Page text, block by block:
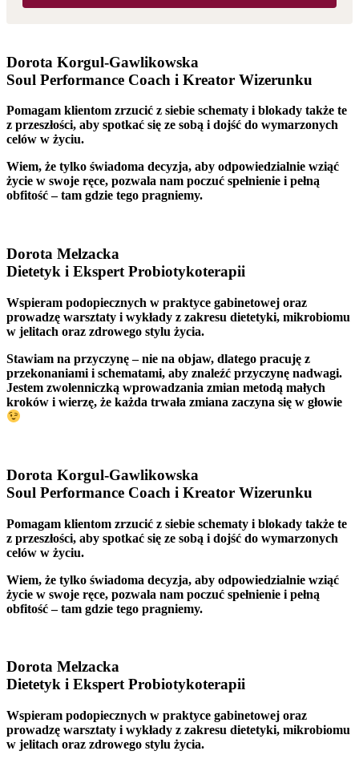
Dorota Korgul-Gawlikowska
Soul Performance Coach i Kreator Wizerunku
Pomagam klientom zrzucić z siebie schematy i blokady także te
z przeszłości, aby spotkać się ze sobą i dojść do wymarzonych
celów w życiu.
Wiem, że tylko świadoma decyzja, aby odpowiedzialnie wziąć
życie w swoje ręce, pozwala nam poczuć spełnienie i pełną
obfitość – tam gdzie tego pragniemy.
Dorota Melzacka
Dietetyk i Ekspert Probiotykoterapii
Wspieram podopiecznych w praktyce gabinetowej oraz
prowadzę warsztaty i wykłady z zakresu dietetyki, mikrobiomu
w jelitach oraz zdrowego stylu życia.
Stawiam na przyczynę – nie na objaw, dlatego pracuję z
przekonaniami i schematami, aby znaleźć przyczynę nadwagi.
Jestem zwolenniczką wprowadzania zmian metodą małych
kroków i wierzę, że każda trwała zmiana zaczyna się w głowie
Dorota Korgul-Gawlikowska
Soul Performance Coach i Kreator Wizerunku
Pomagam klientom zrzucić z siebie schematy i blokady także te
z przeszłości, aby spotkać się ze sobą i dojść do wymarzonych
celów w życiu.
Wiem, że tylko świadoma decyzja, aby odpowiedzialnie wziąć
życie w swoje ręce, pozwala nam poczuć spełnienie i pełną
obfitość – tam gdzie tego pragniemy.
Dorota Melzacka
Dietetyk i Ekspert Probiotykoterapii
Wspieram podopiecznych w praktyce gabinetowej oraz
prowadzę warsztaty i wykłady z zakresu dietetyki, mikrobiomu
w jelitach oraz zdrowego stylu życia.